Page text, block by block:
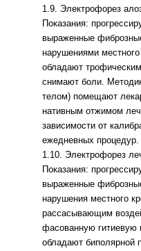
1.9. Электрофорез
Показания:
выраженные
нарушениями
обладают
снимают боли.
телом) помещают
нативным отжимом
зависимости от
ежедневных процедур.
1.10. Электрофорез
Показания:
выраженные
нарушения местного
рассасывающим
фасованную гитиевую
обладают биполярной